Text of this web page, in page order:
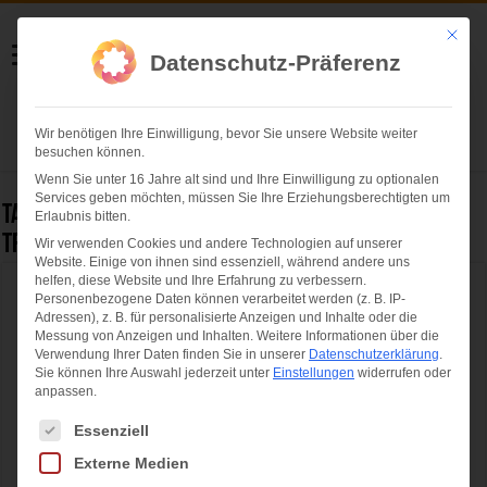
Helmut Swoboda
Fotografie
Herzlich willkommen
Tag Archives:
Trachtival im Werksviertel-Mitte ist eröffnet
Mit Wilder Maus und HangOver: Das
Trachtival im Werksviertel-Mitte ist eröffnet
Mit
Datenschutz-Präferenz
Wir benötigen Ihre Einwilligung, bevor Sie unsere Website weiter
besuchen können.
Wenn Sie unter 16 Jahre alt sind und Ihre Einwilligung zu optionalen
Services geben möchten, müssen Sie Ihre Erziehungsberechtigten um
Erlaubnis bitten.
Wir verwenden Cookies und andere Technologien auf unserer
Website. Einige von ihnen sind essenziell, während andere uns
helfen, diese Website und Ihre Erfahrung zu verbessern.
Personenbezogene Daten können verarbeitet werden (z. B. IP-
Adressen), z. B. für personalisierte Anzeigen und Inhalte oder die
Messung von Anzeigen und Inhalten. Weitere Informationen über die
Verwendung Ihrer Daten finden Sie in unserer Datenschutzerklärung.
Sie können Ihre Auswahl jederzeit unter Einstellungen widerrufen oder
anpassen.
Es folgt eine Liste der Service-Gruppen, für die eine Einwilligung
Essenziell
Externe Medien